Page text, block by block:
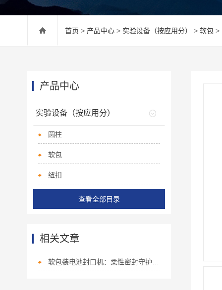
首页 > 产品中心 > 实验设备（按应用分） > 软包 >
产品中心
实验设备（按应用分）
圆柱
软包
纽扣
查看全部目录
相关文章